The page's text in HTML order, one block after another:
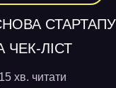
ЛІСТ
15 хв. читати